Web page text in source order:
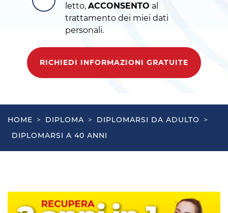
letto, ACCONSENTO al
trattamento dei miei dati
personali.
RICHIEDI INFORMAZIONI GRATUITE
HOME > DIPLOMA > DIPLOMARSI DA ADULTO
>
DIPLOMARSI A 40 ANNI